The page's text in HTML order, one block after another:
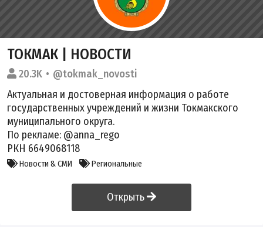
ТОКМАК | НОВОСТИ
20.3K
@tokmak_novosti
Актуальная и достоверная информация о работе
государственных учреждений и жизни Токмакского
муниципального округа.
По рекламе: @anna_rego
РКН 6649068118
Новости & СМИ Региональные
Открыть